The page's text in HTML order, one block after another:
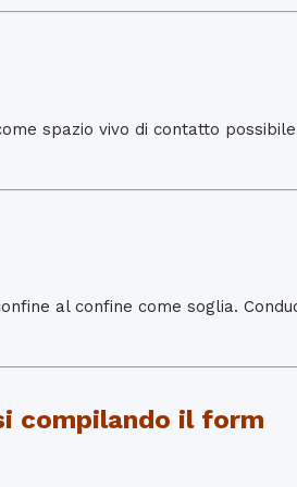
spazio vivo di contatto
al confine come soglia.
compilando il form